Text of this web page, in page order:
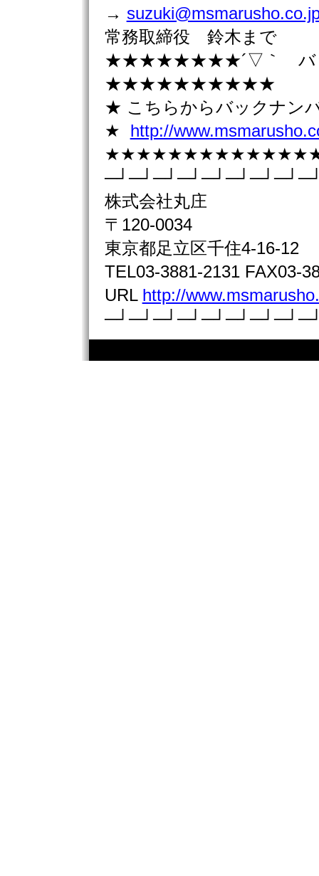
→
常務取締役 鈴木まで
★★★★★★★★´▽｀ バッ
★★★★★★★★★★
★ こちらからバックナン
★ http://
株式会社丸庄
〒120-0034
東京都足立区千住4-16-12
TEL03-3881-2131 FAX03-
URL http://